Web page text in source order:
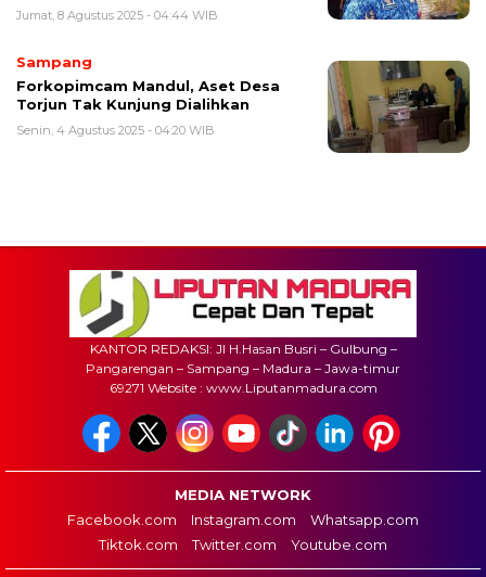
Jumat, 8 Agustus 2025 - 04:44 WIB
Sampang
Forkopimcam Mandul, Aset Desa
Torjun Tak Kunjung Dialihkan
Senin, 4 Agustus 2025 - 04:20 WIB
KANTOR REDAKSI: Jl H.Hasan Busri – Gulbung –
Pangarengan – Sampang – Madura – Jawa-timur
69271 Website : www.Liputanmadura.com
MEDIA NETWORK
Facebook.com
Instagram.com
Whatsapp.com
Tiktok.com
Twitter.com Youtube.com